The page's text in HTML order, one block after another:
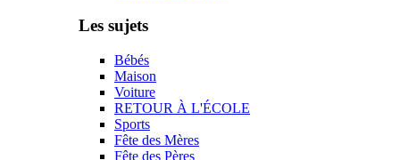
Les sujets
Bébés
Maison
Voiture
RETOUR À L'ÉCOLE
Sports
Fête des Mères
Fête des Pères